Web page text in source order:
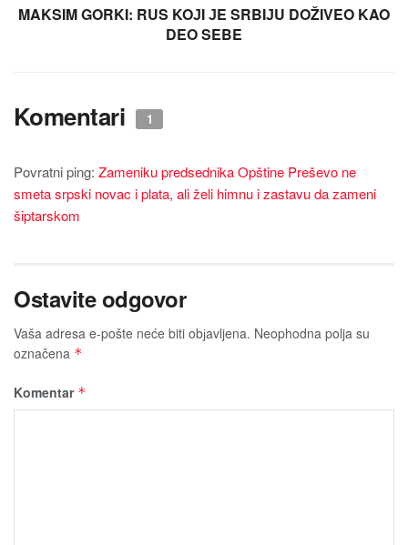
MAKSIM GORKI: RUS KOЈI ЈE SRBIЈU DOŽIVEO KAO
DEO SEBE
Komentari 1
Povratni ping: Zameniku predsednika Opštine Preševo ne
smeta srpski novac i plata, ali želi himnu i zastavu da zameni
šiptarskom
Ostavite odgovor
Vaša adresa e-pošte neće biti obјavljena. Neophodna polja su
označena *
Komentar *